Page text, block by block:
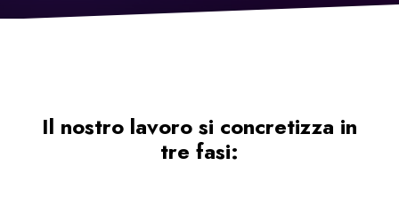
Il nostro lavoro si concretizza in
tre fasi: